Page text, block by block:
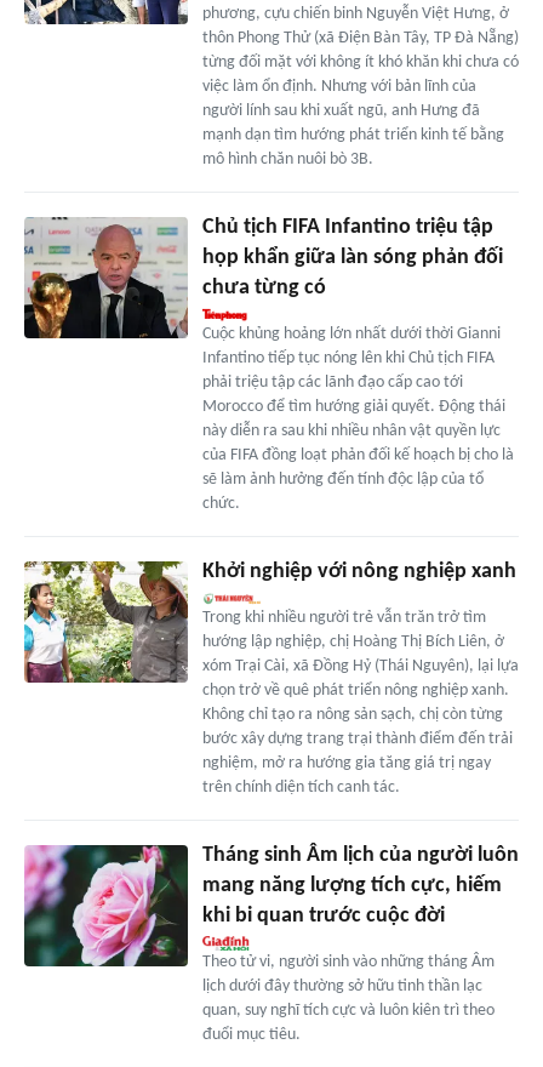
phương, cựu chiến binh Nguyễn Việt Hưng, ở
thôn Phong Thử (xã Điện Bàn Tây, TP Đà Nẵng)
từng đối mặt với không ít khó khăn khi chưa có
việc làm ổn định. Nhưng với bản lĩnh của
người lính sau khi xuất ngũ, anh Hưng đã
mạnh dạn tìm hướng phát triển kinh tế bằng
mô hình chăn nuôi bò 3B.
Chủ tịch FIFA Infantino triệu tập
họp khẩn giữa làn sóng phản đối
chưa từng có
Cuộc khủng hoảng lớn nhất dưới thời Gianni
Infantino tiếp tục nóng lên khi Chủ tịch FIFA
phải triệu tập các lãnh đạo cấp cao tới
Morocco để tìm hướng giải quyết. Động thái
này diễn ra sau khi nhiều nhân vật quyền lực
của FIFA đồng loạt phản đối kế hoạch bị cho là
sẽ làm ảnh hưởng đến tính độc lập của tổ
chức.
Khởi nghiệp với nông nghiệp xanh
Trong khi nhiều người trẻ vẫn trăn trở tìm
hướng lập nghiệp, chị Hoàng Thị Bích Liên, ở
xóm Trại Cài, xã Đồng Hỷ (Thái Nguyên), lại lựa
chọn trở về quê phát triển nông nghiệp xanh.
Không chỉ tạo ra nông sản sạch, chị còn từng
bước xây dựng trang trại thành điểm đến trải
nghiệm, mở ra hướng gia tăng giá trị ngay
trên chính diện tích canh tác.
Tháng sinh Âm lịch của người luôn
mang năng lượng tích cực, hiếm
khi bi quan trước cuộc đời
Theo tử vi, người sinh vào những tháng Âm
lịch dưới đây thường sở hữu tinh thần lạc
quan, suy nghĩ tích cực và luôn kiên trì theo
đuổi mục tiêu.